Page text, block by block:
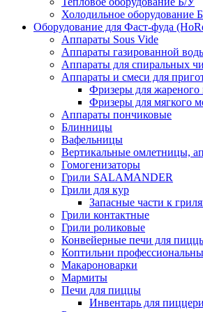
Холодильное оборудование
Оборудование для Фаст-фуда
Аппараты Sous Vide
Аппараты газированной
Аппараты для спиральных
Аппараты и смеси для
Фризеры для
Фризеры для мягкого
Аппараты пончиковые
Блинницы
Вафельницы
Вертикальные омлетницы,
Гомогенизаторы
Грили SALAMANDER
Грили для кур
Запасные части к
Грили контактные
Грили роликовые
Конвейерные печи для
Коптильни
Макароноварки
Мармиты
Печи для пиццы
Инвентарь для